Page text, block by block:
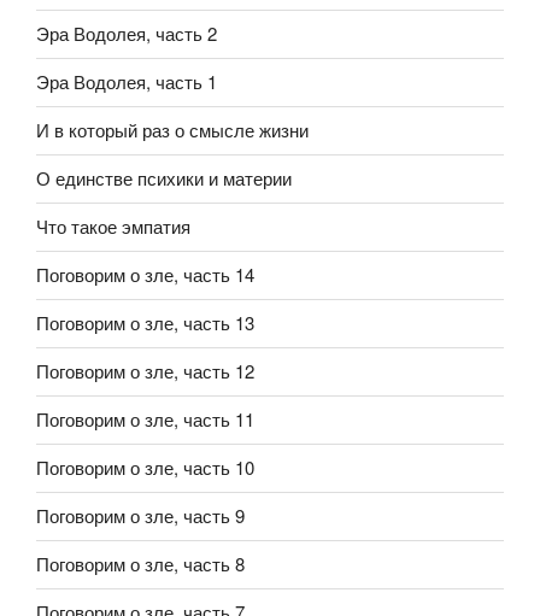
Эра Водолея, часть 2
Эра Водолея, часть 1
И в который раз о смысле жизни
О единстве психики и материи
Что такое эмпатия
Поговорим о зле, часть 14
Поговорим о зле, часть 13
Поговорим о зле, часть 12
Поговорим о зле, часть 11
Поговорим о зле, часть 10
Поговорим о зле, часть 9
Поговорим о зле, часть 8